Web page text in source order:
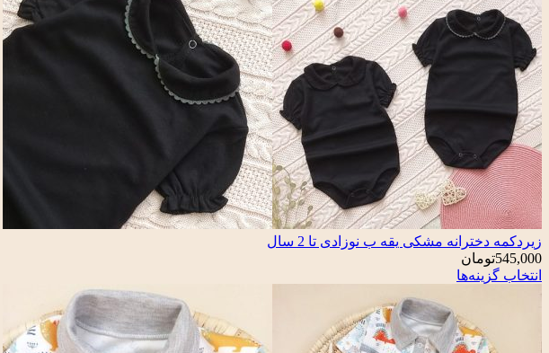
زیردکمه دخترانه مشکی یقه ب نوزادی تا 2 سال
545,000تومان
انتخاب گزینه‌ها